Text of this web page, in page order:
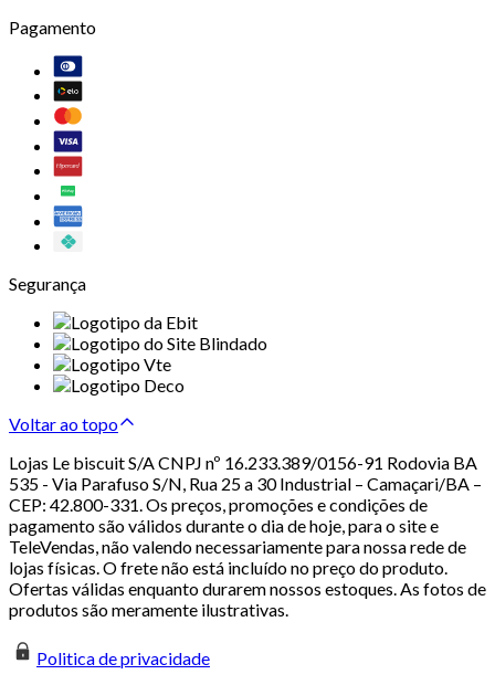
Pagamento
Segurança
Voltar ao topo
Lojas Le biscuit S/A CNPJ nº 16.233.389/0156-91 Rodovia BA
535 - Via Parafuso S/N, Rua 25 a 30 Industrial – Camaçari/BA –
CEP: 42.800-331. Os preços, promoções e condições de
pagamento são válidos durante o dia de hoje, para o site e
TeleVendas, não valendo necessariamente para nossa rede de
lojas físicas. O frete não está incluído no preço do produto.
Ofertas válidas enquanto durarem nossos estoques. As fotos de
produtos são meramente ilustrativas.
Politica de privacidade